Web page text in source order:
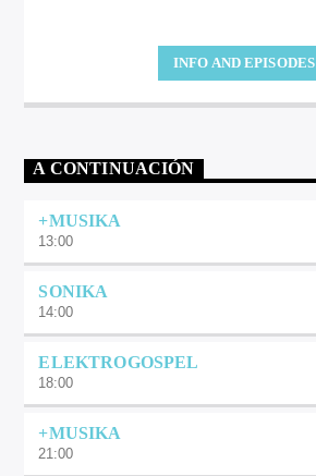
INFO AND EPISODES
A CONTINUACIÓN
+MUSIKA
13:00
SONIKA
14:00
ELEKTROGOSPEL
18:00
+MUSIKA
21:00